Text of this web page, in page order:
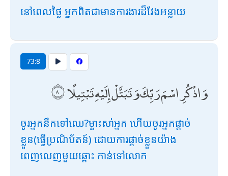
នៅពេលថ្ងៃ អ្នកពិតជាមានការងារដ៏វែងអន្លាយ
73:8
وَاذْكُرِ اسْمَ رَبِّكَ وَتَبَتَّلْ إِلَيْهِ تَبْتِيلًا
ចូរអ្នកនឹកទៅឈេ?ម្ចាះសា់អ្នក ហើយចូរអ្នកផ្តាច់
ខ្លួន(ធ្វើប្រណិប័តន៍) ដោយការផ្តាច់ខ្លួនយ៉ាង
ពេញលេញមួយឆ្ពោះ កាន់ទៅលោក